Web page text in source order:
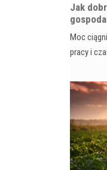
Jak
Moc
pracy i